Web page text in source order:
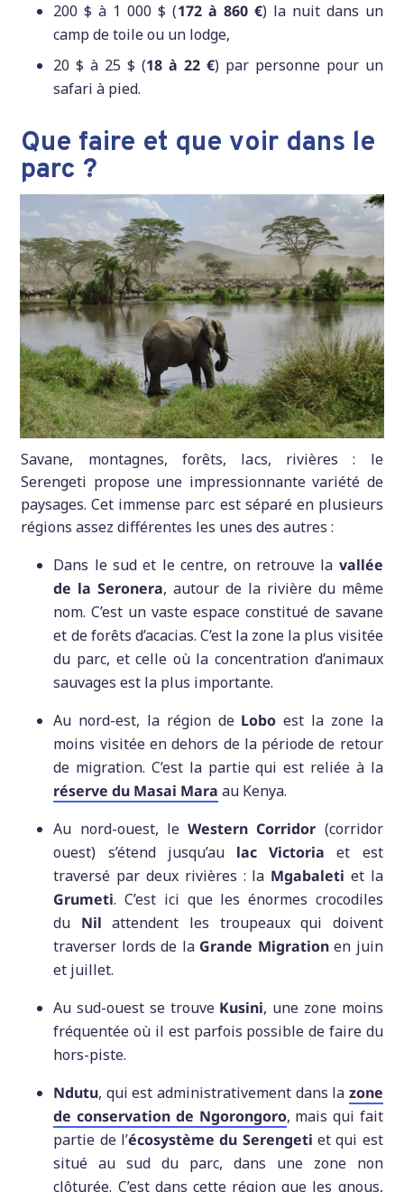
200 $ à 1 000 $ (172 à 860 €) la nuit dans un
camp de toile ou un lodge,
20 $ à 25 $ (18 à 22 €) par personne pour un
safari à pied.
Que faire et que voir dans le
parc ?
Savane, montagnes, forêts, lacs, rivières : le
Serengeti propose une impressionnante variété de
paysages. Cet immense parc est séparé en plusieurs
régions assez différentes les unes des autres :
Dans le sud et le centre, on retrouve la vallée
de la Seronera, autour de la rivière du même
nom. C’est un vaste espace constitué de savane
et de forêts d’acacias. C’est la zone la plus visitée
du parc, et celle où la concentration d’animaux
sauvages est la plus importante.
Au nord-est, la région de Loboest la zone la
moins visitée en dehors de la période de retour
de migration. C’est la partie qui est reliée à la
réserve du Masai Mara au Kenya.
Au nord-ouest, leWestern Corridor (corridor
ouest) s’étend jusqu’au lac Victoria et est
traversé par deux rivières : la Mgabaleti et la
Grumeti. C’est ici que les énormes crocodiles
du Nil attendent les troupeaux qui doivent
traverser lords de la Grande Migrationen juin
et juillet.
Au sud-ouest se trouve Kusini, une zone moins
fréquentée où il est parfois possible de faire du
hors-piste.
Ndutu, qui est administrativement dans la zone
de conservation de Ngorongoro, mais qui fait
partie de l’écosystème du Serengeti et qui est
situé au sud du parc, dans une zone non
clôturée. C’est dans cette région que les gnous,